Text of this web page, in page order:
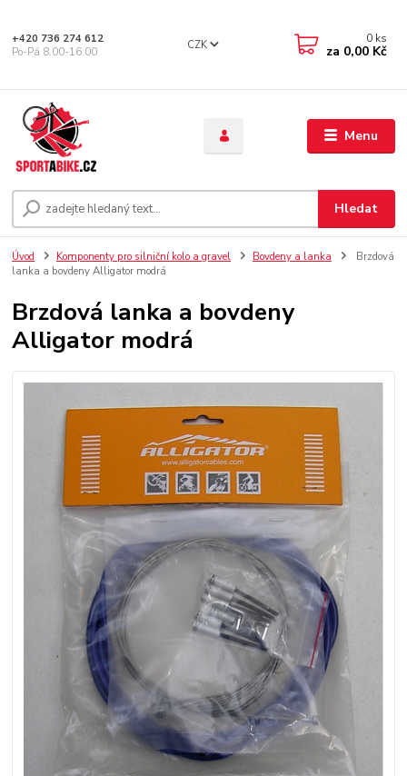
Menu
CZK
Hledat
+420 736 274 612
Po-Pá 8.00-16.00
0 ks
za 0,00 Kč
Úvod Komponenty pro silniční kolo a gravel Bovdeny a lanka
Brzdová
lanka a bovdeny Alligator modrá
Brzdová lanka a bovdeny
Alligator modrá